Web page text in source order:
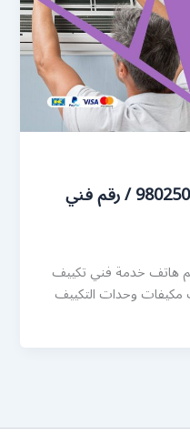
تركيب تكييف الرميثية / 98025055 / رقم فني
هاتف خدمة فني تكييف
وحدات التكييف